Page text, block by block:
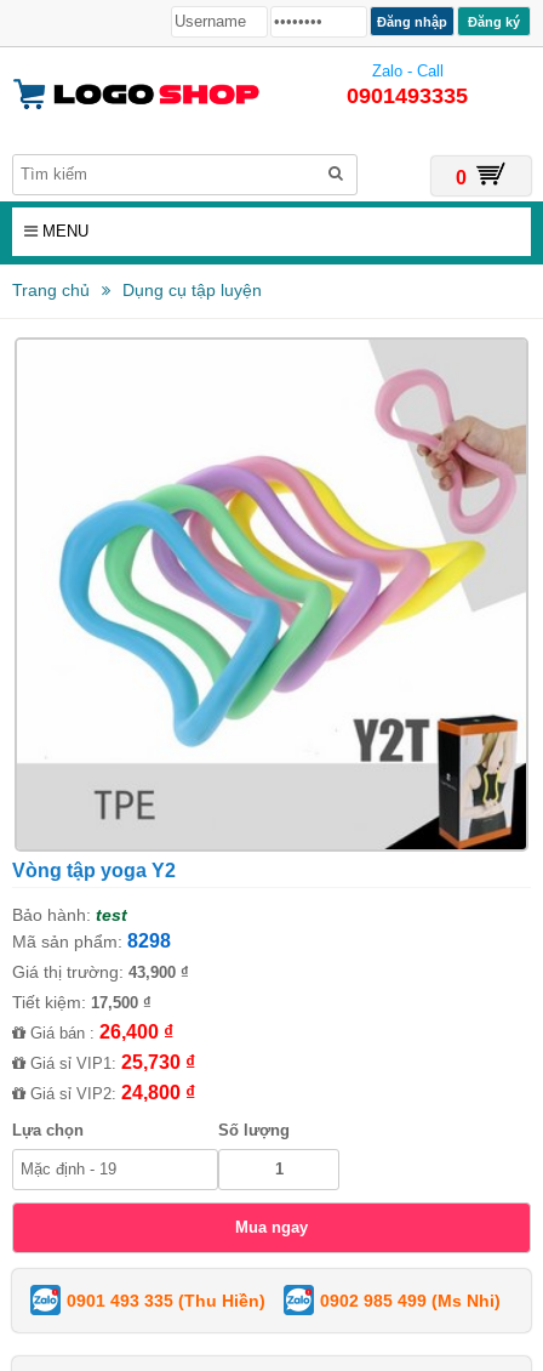
Đăng ký
Zalo - Call
0901493335
0
MENU
Trang chủ Dụng cụ tập luyện
Vòng tập yoga Y2
Bảo hành: test
Mã sản phẩm: 8298
Giá thị trường: 43,900 ₫
Tiết kiệm: 17,500 ₫
Giá bán : 26,400 ₫
Giá sỉ VIP1: 25,730 ₫
Giá sỉ VIP2: 24,800 ₫
Lựa chọn Số lượng
0901 493 335 (Thu Hiền) 0902 985 499 (Ms Nhi)